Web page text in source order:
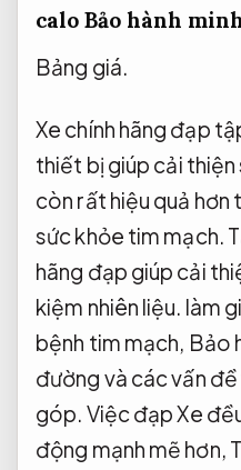
calo Bảo hành
Bảng giá.
Xe chính hãng đạp
thiết bị giúp cải
còn rất hiệu quả
sức khỏe tim mạch.
hãng đạp giúp cải
kiệm nhiên liệu. làm
bệnh tim mạch, Bảo
đường và các vấn
góp. Việc đạp Xe
động mạnh mẽ hơn,